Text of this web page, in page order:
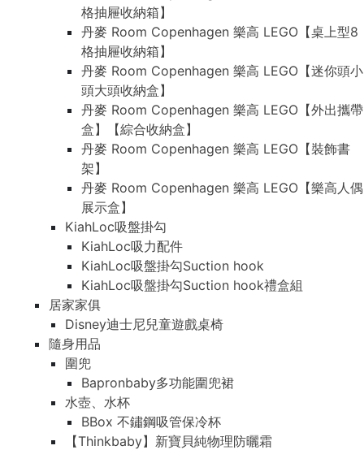
格抽屜收納箱】
丹麥 Room Copenhagen 樂高 LEGO【桌上型8
格抽屜收納箱】
丹麥 Room Copenhagen 樂高 LEGO【迷你頭小
頭大頭收納盒】
丹麥 Room Copenhagen 樂高 LEGO【外出攜帶
盒】【綜合收納盒】
丹麥 Room Copenhagen 樂高 LEGO【裝飾書
架】
丹麥 Room Copenhagen 樂高 LEGO【樂高人偶
展示盒】
KiahLoc吸盤掛勾
KiahLoc吸力配件
KiahLoc吸盤掛勾Suction hook
KiahLoc吸盤掛勾Suction hook禮盒組
居家家俱
Disney迪士尼兒童遊戲桌椅
隨身用品
圍兜
Bapronbaby多功能圍兜裙
水壺、水杯
BBox 不鏽鋼吸管保冷杯
【Thinkbaby】新寶貝純物理防曬霜